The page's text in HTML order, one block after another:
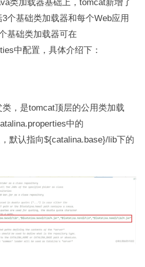
类加载器基础上，tomcat新增了
个基础类加载器和每个Web应用
基础类加载器可在
中配置，具体介绍下：
类，是tomcat顶层的公用类加载
中的
默认指向${catalina.base}/lib下的